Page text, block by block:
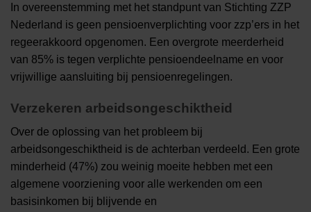
In overeenstemming met het standpunt van Stichting ZZP
Nederland is geen pensioenverplichting voor zzp’ers in het
regeerakkoord opgenomen. Een overgrote meerderheid
van 85% is tegen verplichte pensioendeelname en voor
vrijwillige aansluiting bij pensioenregelingen.
Verzekeren arbeidsongeschiktheid
Over de oplossing van het probleem bij
arbeidsongeschiktheid is de achterban verdeeld. Een grote
minderheid (47%) zou weinig moeite hebben met een
algemene voorziening voor alle werkenden om een
basisinkomen bij blijvende en